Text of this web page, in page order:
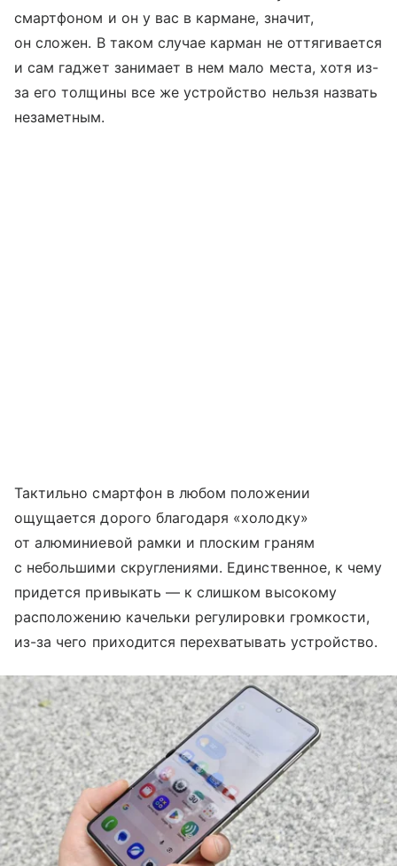
смартфоном и он у вас в кармане, значит,
он сложен. В таком случае карман не оттягивается
и сам гаджет занимает в нем мало места, хотя из-
за его толщины все же устройство нельзя назвать
незаметным.
Тактильно смартфон в любом положении
ощущается дорого благодаря «холодку»
от алюминиевой рамки и плоским граням
с небольшими скруглениями. Единственное, к чему
придется привыкать — к слишком высокому
расположению качельки регулировки громкости,
из-за чего приходится перехватывать устройство.